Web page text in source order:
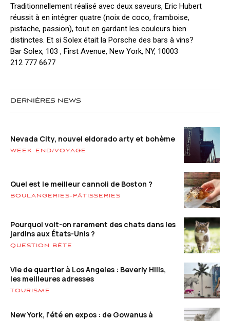
Traditionnellement réalisé avec deux saveurs, Eric Hubert
réussit à en intégrer quatre (noix de coco, framboise,
pistache, passion), tout en gardant les couleurs bien
distinctes. Et si Solex était la Porsche des bars à vins?
Bar Solex, 103 , First Avenue, New York, NY, 10003
212 777 6677
DERNIÈRES NEWS
Nevada City, nouvel eldorado arty et bohème
WEEK-END/VOYAGE
Quel est le meilleur cannoli de Boston ?
BOULANGERIES-PÂTISSERIES
Pourquoi voit-on rarement des chats dans les
jardins aux États-Unis ?
QUESTION BÊTE
Vie de quartier à Los Angeles : Beverly Hills,
les meilleures adresses
TOURISME
New York, l’été en expos : de Gowanus à